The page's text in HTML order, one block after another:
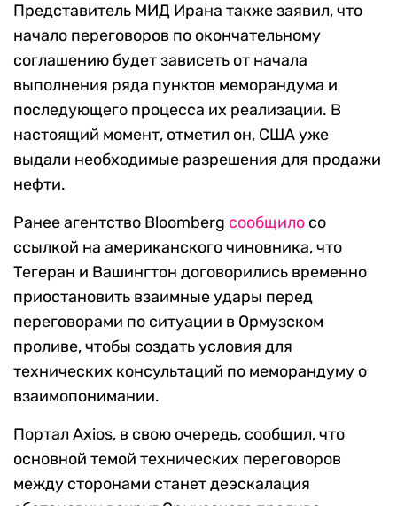
Представитель МИД Ирана также заявил, что
начало переговоров по окончательному
соглашению будет зависеть от начала
выполнения ряда пунктов меморандума и
последующего процесса их реализации. В
настоящий момент, отметил он, США уже
выдали необходимые разрешения для продажи
нефти.
Ранее агентство Bloomberg сообщило со
ссылкой на американского чиновника, что
Тегеран и Вашингтон договорились временно
приостановить взаимные удары перед
переговорами по ситуации в Ормузском
проливе, чтобы создать условия для
технических консультаций по меморандуму о
взаимопонимании.
Портал Axios, в свою очередь, сообщил, что
основной темой технических переговоров
между сторонами станет деэскалация